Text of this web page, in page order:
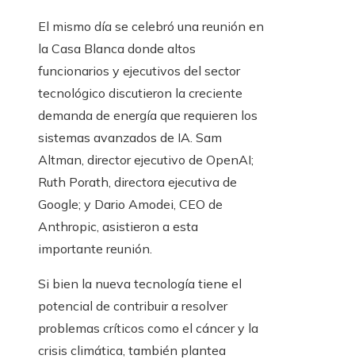
El mismo día se celebró una reunión en
la Casa Blanca donde altos
funcionarios y ejecutivos del sector
tecnológico discutieron la creciente
demanda de energía que requieren los
sistemas avanzados de IA. Sam
Altman, director ejecutivo de OpenAI;
Ruth Porath, directora ejecutiva de
Google; y Dario Amodei, CEO de
Anthropic, asistieron a esta
importante reunión.
Si bien la nueva tecnología tiene el
potencial de contribuir a resolver
problemas críticos como el cáncer y la
crisis climática, también plantea